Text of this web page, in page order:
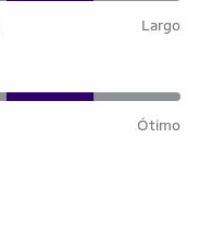
Largo
Ótimo